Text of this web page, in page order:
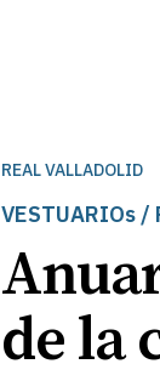
REAL VALLADOLID
VESTUARIOs /
de la